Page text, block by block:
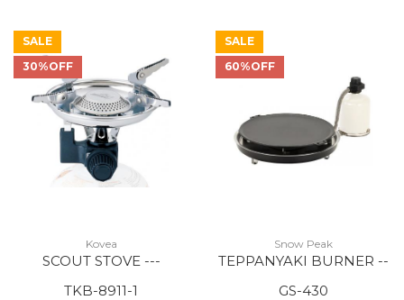
SALE
30%OFF
Kovea
SCOUT STOVE ---
TKB-8911-1
SALE
60%OFF
Snow Peak
TEPPANYAKI BURNER --
GS-430